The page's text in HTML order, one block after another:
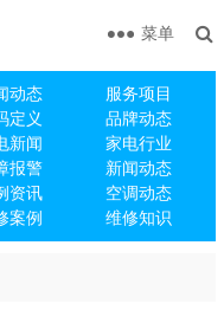
动态
服务项目
定义
品牌动态
新闻
家电行业
报警
新闻动态
资讯
空调动态
案例 维修知识
菜单